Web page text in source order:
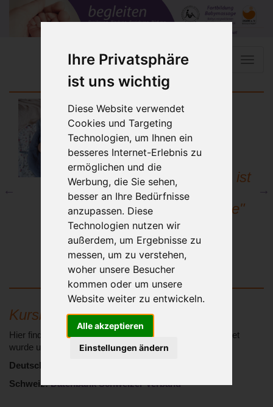
Ihre Privatsphäre
ist uns wichtig
Diese Website verwendet
Cookies und Targeting
Technologien, um Ihnen ein
besseres Internet-Erlebnis zu
ermöglichen und die
Werbung, die Sie sehen,
besser an Ihre Bedürfnisse
anzupassen. Diese
Technologien nutzen wir
außerdem, um Ergebnisse zu
messen, um zu verstehen,
woher unsere Besucher
kommen oder um unsere
Website weiter zu entwickeln.
Alle akzeptieren
Einstellungen ändern
Toggle
"Die
Babymassage ist
bei uns
Familiensache"
KursleiterIn finden
Hier finden Sie eine KursleiterIn, die durch uns ausgebildet
wurde und Mitglied ist:
Deutschland:
Schweiz: Datenbank Schweizer Verband